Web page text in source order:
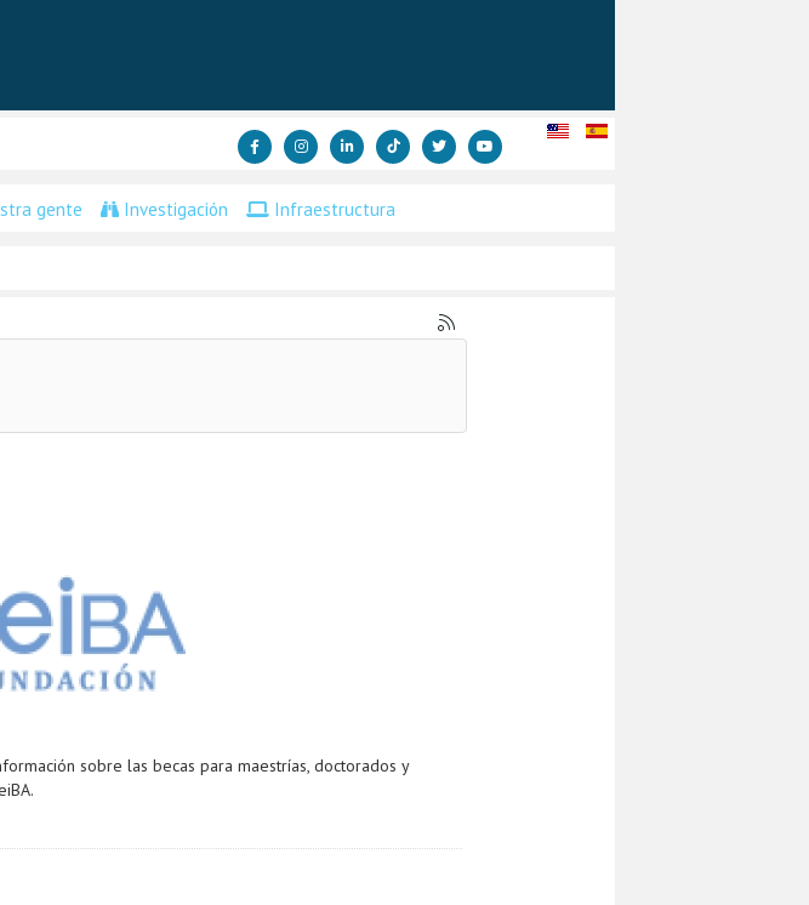
gente Investigación Infraestructura
sobre las becas para maestrías, doctorados y